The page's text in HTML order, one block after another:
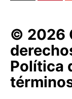
© 2026
Política